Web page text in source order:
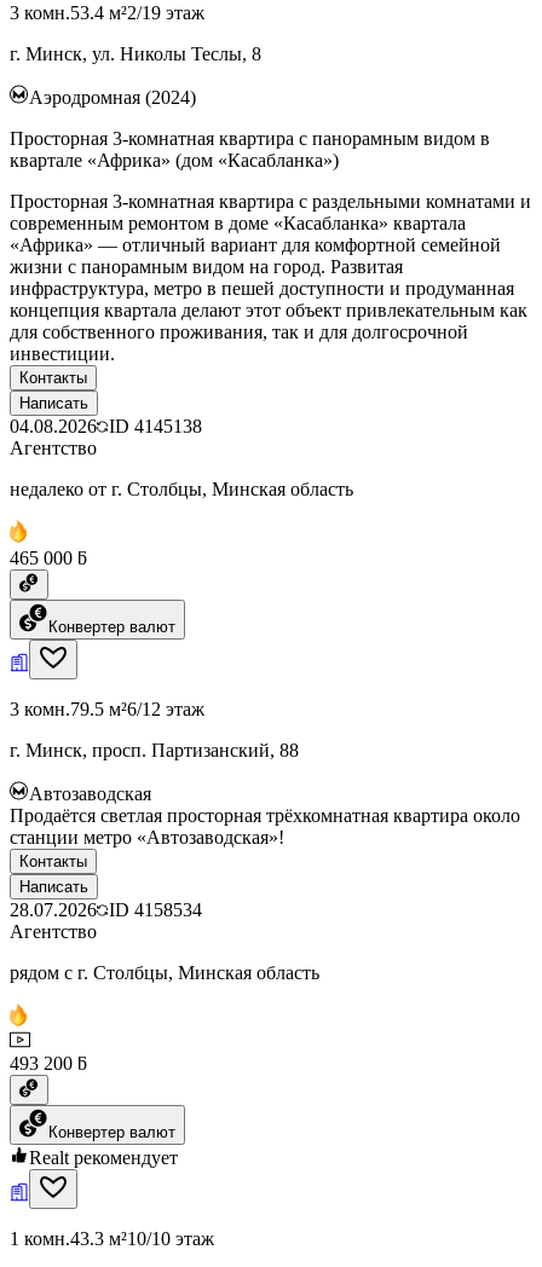
3 комн.53.4 м²2/19 этаж
г. Минск, ул. Николы Теслы, 8
Аэродромная (2024)
Просторная 3-комнатная квартира с панорамным видом в
квартале «Африка» (дом «Касабланка»)
Просторная 3-комнатная квартира с раздельными комнатами и
современным ремонтом в доме «Касабланка» квартала
«Африка» — отличный вариант для комфортной семейной
жизни с панорамным видом на город. Развитая
инфраструктура, метро в пешей доступности и продуманная
концепция квартала делают этот объект привлекательным как
для собственного проживания, так и для долгосрочной
инвестиции.
Контакты
Написать
04.08.2026 ID 4145138
Агентство
недалеко от г. Столбцы, Минская область
465 000 ƃ
Конвертер валют
3 комн.79.5 м²6/12 этаж
г. Минск, просп. Партизанский, 88
Автозаводская
Продаётся светлая просторная трёхкомнатная квартира около
станции метро «Автозаводская»!
Контакты
Написать
28.07.2026 ID 4158534
Агентство
рядом с г. Столбцы, Минская область
493 200 ƃ
Конвертер валют
Realt рекомендует
1 комн.43.3 м²10/10 этаж